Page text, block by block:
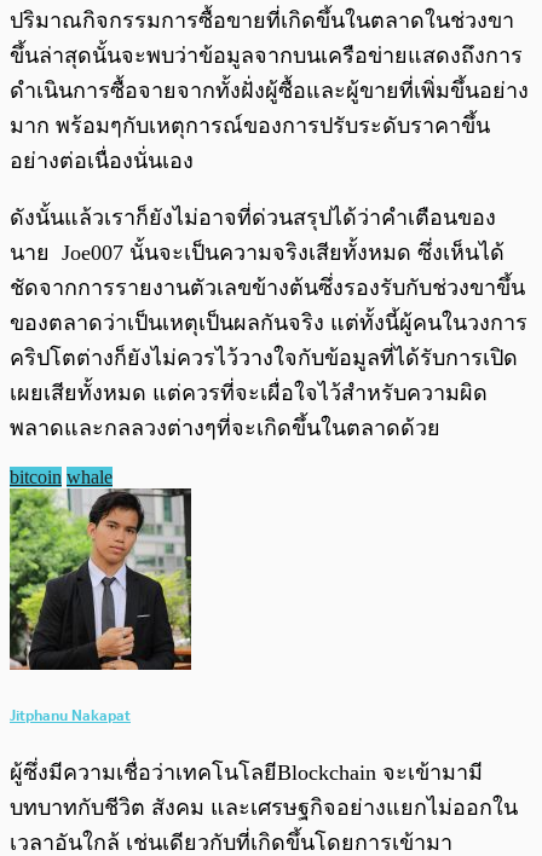
ปริมาณกิจกรรมการซื้อขายที่เกิดขึ้นในตลาดในช่วงขา
ขึ้นล่าสุดนั้นจะพบว่าข้อมูลจากบนเครือข่ายแสดงถึงการ
ดำเนินการซื้อจายจากทั้งฝั่งผู้ซื้อและผู้ขายที่เพิ่มขึ้นอย่าง
มาก พร้อมๆกับเหตุการณ์ของการปรับระดับราคาขึ้น
อย่างต่อเนื่องนั่นเอง
ดังนั้นแล้วเราก็ยังไม่อาจที่ด่วนสรุปได้ว่าคำเตือนของ
นาย Joe007 นั้นจะเป็นความจริงเสียทั้งหมด ซึ่งเห็นได้
ชัดจากการรายงานตัวเลขข้างต้นซึ่งรองรับกับช่วงขาขึ้น
ของตลาดว่าเป็นเหตุเป็นผลกันจริง แต่ทั้งนี้ผู้คนในวงการ
คริปโตต่างก็ยังไม่ควรไว้วางใจกับข้อมูลที่ได้รับการเปิด
เผยเสียทั้งหมด แต่ควรที่จะเผื่อใจไว้สำหรับความผิด
พลาดและกลลวงต่างๆที่จะเกิดขึ้นในตลาดด้วย
bitcoin whale
Jitphanu Nakapat
ผู้ซึ่งมีความเชื่อว่าเทคโนโลยีBlockchain จะเข้ามามี
บทบาทกับชีวิต สังคม และเศรษฐกิจอย่างแยกไม่ออกใน
เวลาอันใกล้ เช่นเดียวกับที่เกิดขึ้นโดยการเข้ามา